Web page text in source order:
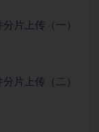
片上传（一）
片上传（二）